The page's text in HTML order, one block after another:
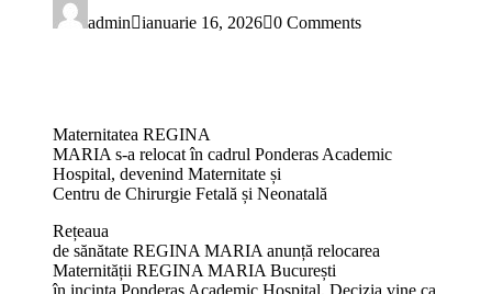
admin ianuarie 16, 2026 0 Comments
Maternitatea REGINA
MARIA s-a relocat în cadrul Ponderas Academic
Hospital, devenind Maternitate și
Centru de Chirurgie Fetală și Neonatală
Rețeaua
de sănătate REGINA MARIA anunță relocarea
Maternității REGINA MARIA București
în incinta Ponderas Academic Hospital. Decizia vine ca